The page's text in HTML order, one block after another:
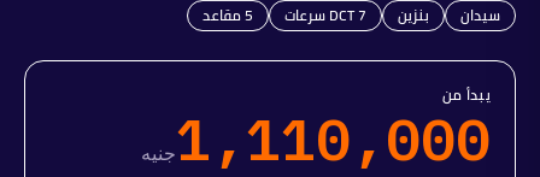
سيدان بنزين DCT 7 سرعات 5مقاعد
يبدأ من
1,110,000جنيه